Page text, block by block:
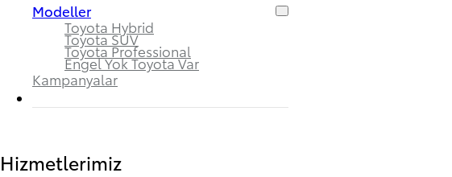
Modeller
Toyota Hybrid
Toyota SUV
Toyota Professional
Engel Yok Toyota Var
Kampanyalar
Hizmetlerimiz